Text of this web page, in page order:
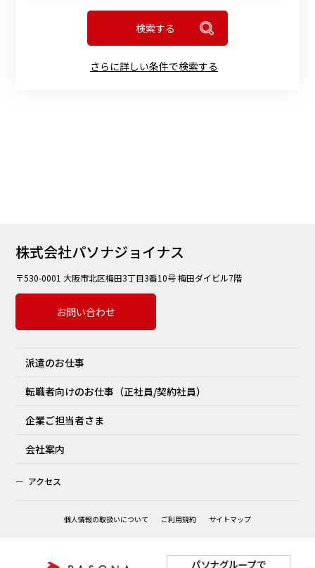
さらに詳しい条件で検索する
株式会社パソナジョイナス
〒530-0001 大阪市北区梅田3丁目3番10号 梅田ダイビル7階
お問い合わせ
派遣のお仕事
転職者向けのお仕事（正社員/契約社員）
企業ご担当者さま
会社案内
ー アクセス
個人情報の取扱いについて ご利用規約 サイトマップ